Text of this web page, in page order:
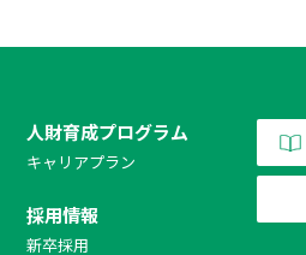
人財育成プログラム
キャリアプラン
採用情報
新卒採用